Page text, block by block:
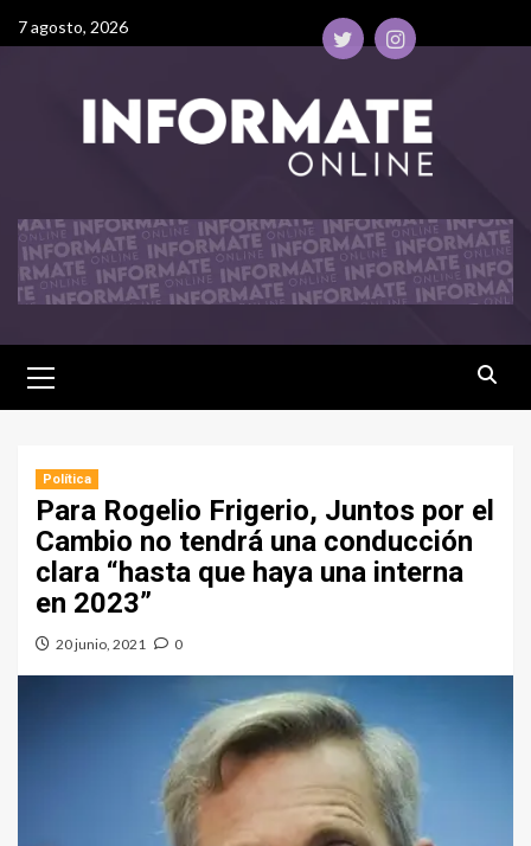
7 agosto, 2026
Política
Para Rogelio Frigerio, Juntos por el
Cambio no tendrá una conducción
clara “hasta que haya una interna
en 2023”
20 junio, 2021 0